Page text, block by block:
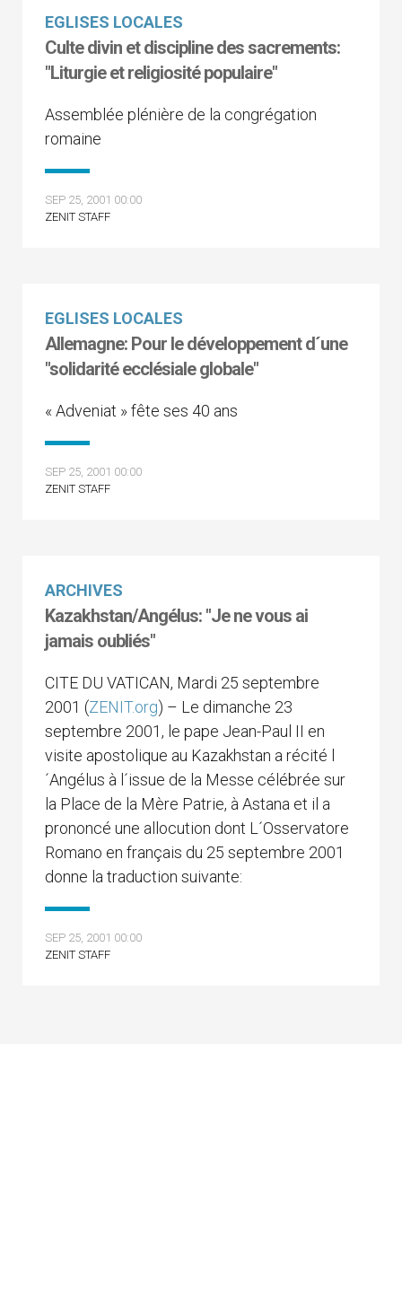
EGLISES LOCALES
Culte divin et discipline des sacrements:
"Liturgie et religiosité populaire"
Assemblée plénière de la congrégation
romaine
SEP 25, 2001 00:00
ZENIT STAFF
EGLISES LOCALES
Allemagne: Pour le développement d´une
"solidarité ecclésiale globale"
« Adveniat » fête ses 40 ans
SEP 25, 2001 00:00
ZENIT STAFF
ARCHIVES
Kazakhstan/Angélus: "Je ne vous ai
jamais oubliés"
CITE DU VATICAN, Mardi 25 septembre
2001 (ZENIT.org) – Le dimanche 23
septembre 2001, le pape Jean-Paul II en
visite apostolique au Kazakhstan a récité l
´Angélus à l´issue de la Messe célébrée sur
la Place de la Mère Patrie, à Astana et il a
prononcé une allocution dont L´Osservatore
Romano en français du 25 septembre 2001
donne la traduction suivante:
SEP 25, 2001 00:00
ZENIT STAFF